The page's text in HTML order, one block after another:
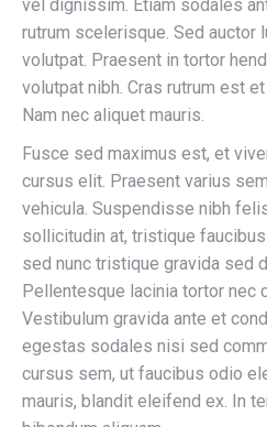
vel dignissim. Etiam sodales
rutrum scelerisque. Sed auctor
volutpat. Praesent in tortor
volutpat nibh. Cras rutrum est
Nam nec aliquet mauris.
Fusce sed maximus est, et
cursus elit. Praesent varius
vehicula. Suspendisse nibh
sollicitudin at, tristique
sed nunc tristique gravida sed
Pellentesque lacinia tortor nec
Vestibulum gravida ante et
egestas sodales nisi sed
cursus sem, ut faucibus odio
mauris, blandit eleifend ex. In